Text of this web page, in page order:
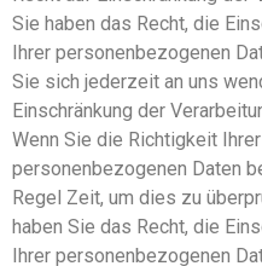
Sie haben das Recht, die
Ihrer personenbezogenen
Sie sich jederzeit an uns
Einschränkung der
Wenn Sie die Richtigkeit
personenbezogenen Daten
Regel Zeit, um dies zu
haben Sie das Recht, die
Ihrer personenbezogenen